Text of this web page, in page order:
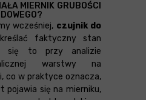
MIERNIK GRUBOŚCI
wcześniej, czujnik do
faktyczny stan
się to przy analizie
warstwy na
co w praktyce oznacza,
pojawia się na mierniku,